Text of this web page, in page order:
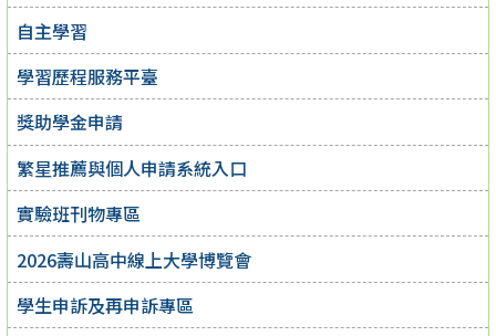
自主學習
學習歷程服務平臺
獎助學金申請
繁星推薦與個人申請系統入口
實驗班刊物專區
2026壽山高中線上大學博覽會
學生申訴及再申訴專區